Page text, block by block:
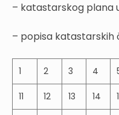
– katastarskog plana
– popisa katastarskih
1 2 3 4
11 12 13 14